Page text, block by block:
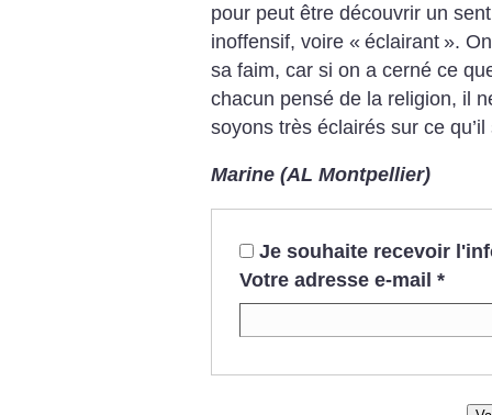
pour peut être découvrir un
inoffensif, voire « éclairant ».
sa faim, car si on a cerné ce
chacun pensé de la religion, il
soyons très éclairés sur ce
Marine (AL Montpellier)
Je souhaite recevoir
Votre adresse e-mail *